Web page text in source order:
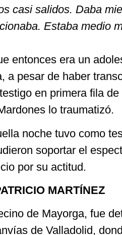
casi salidos. Daba
Estaba medio
entonces era un
a pesar de haber
en primera fila
lo traumatizó.
noche tuvo como
soportar el
por su actitud.
MARTÍNEZ
de Mayorga, fue
de Valladolid,